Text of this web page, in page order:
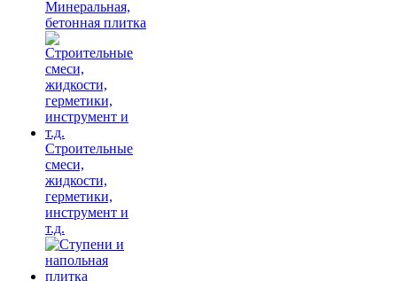
Минеральная,
бетонная плитка
Строительные
смеси,
жидкости,
герметики,
инструмент и
т.д.